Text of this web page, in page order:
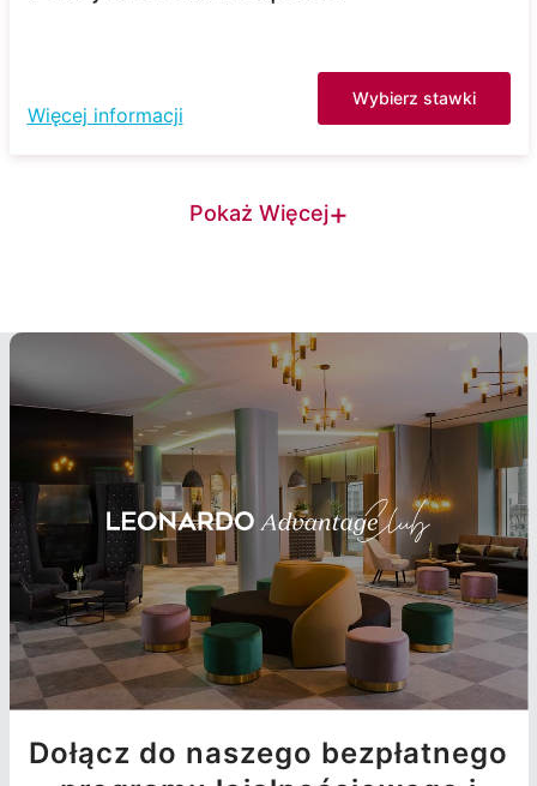
Więcej informacji
Wybierz stawki
Pokaż Więcej+
Dołącz do naszego bezpłatnego